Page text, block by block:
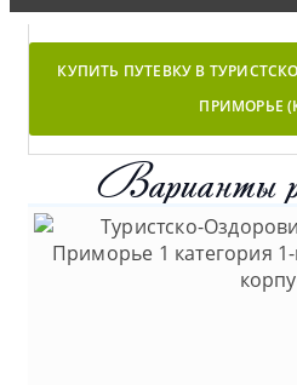
КУПИТЬ ПУТЕВКУ В
ПРИМОРЬЕ
Варианты